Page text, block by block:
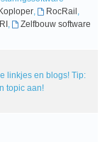
, RocRail,
,
Zelfbouw software
linkjes en blogs! Tip:
topic aan!